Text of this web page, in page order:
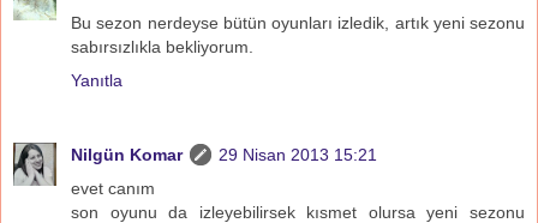
Bu sezon nerdeyse bütün oyunları izledik, artık yeni sezonu
sabırsızlıkla bekliyorum.
Yanıtla
Nilgün Komar
29 Nisan 2013 15:21
evet canım
son oyunu da izleyebilirsek kısmet olursa yeni sezonu